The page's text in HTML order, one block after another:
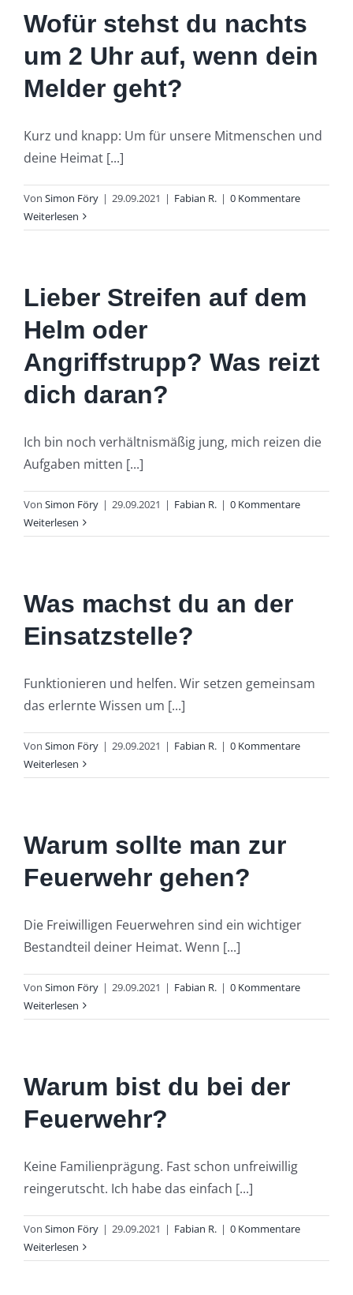
Wofür stehst du nachts
um 2 Uhr auf, wenn dein
Melder geht?
Kurz und knapp: Um für unsere Mitmenschen und
deine Heimat [...]
Von Simon Föry | 29.09.2021 | Fabian R. | 0 Kommentare
Weiterlesen
Lieber Streifen auf dem
Helm oder
Angriffstrupp? Was reizt
dich daran?
Ich bin noch verhältnismäßig jung, mich reizen die
Aufgaben mitten [...]
Von Simon Föry | 29.09.2021 | Fabian R. | 0 Kommentare
Weiterlesen
Was machst du an der
Einsatzstelle?
Funktionieren und helfen. Wir setzen gemeinsam
das erlernte Wissen um [...]
Von Simon Föry | 29.09.2021 | Fabian R. | 0 Kommentare
Weiterlesen
Warum sollte man zur
Feuerwehr gehen?
Die Freiwilligen Feuerwehren sind ein wichtiger
Bestandteil deiner Heimat. Wenn [...]
Von Simon Föry | 29.09.2021 | Fabian R. | 0 Kommentare
Weiterlesen
Warum bist du bei der
Feuerwehr?
Keine Familienprägung. Fast schon unfreiwillig
reingerutscht. Ich habe das einfach [...]
Von Simon Föry | 29.09.2021 | Fabian R. | 0 Kommentare
Weiterlesen